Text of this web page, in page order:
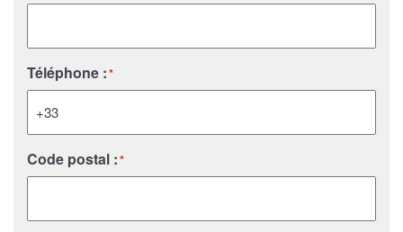
Téléphone :*
Code postal :*